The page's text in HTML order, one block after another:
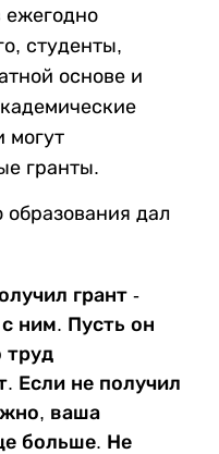
ежегодно
студенты,
основе и
могут
гранты.
дал
грант -
ним. Пусть он
труд
Если не получил
ваша
больше. Не